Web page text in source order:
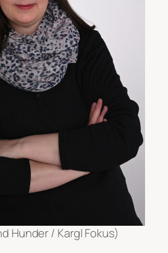
Hunder / Kargl Fokus)